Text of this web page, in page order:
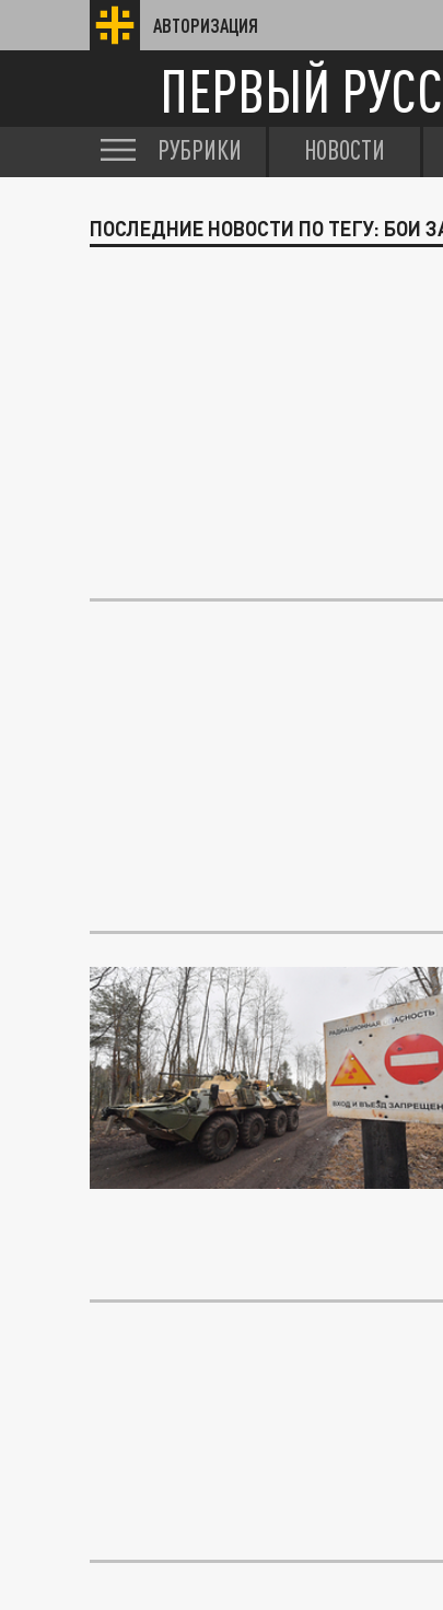
АВТОРИЗАЦИЯ
ПЕРВЫЙ
РУБРИКИ НОВОСТИ
ПОСЛЕДНИЕ НОВОСТИ ПО ТЕГУ: БОИ